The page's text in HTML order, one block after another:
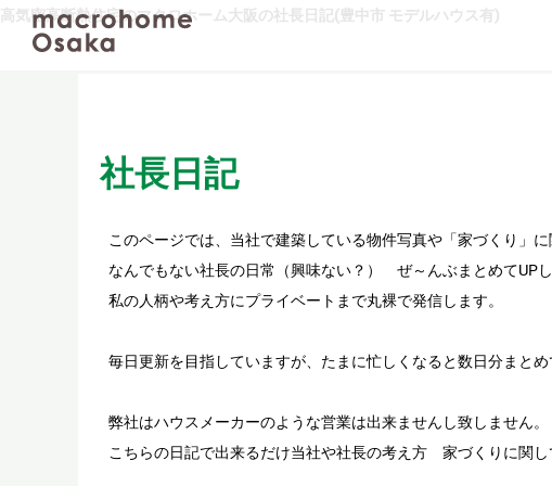
高気密高断熱住宅のマクロホーム大阪の社長日記(豊中市 モデルハウス有)
社長日記
このページでは、当社で建築している物件写真や「家づくり」
なんでもない社長の日常（興味ない？） ぜ～んぶまとめてUPし
私の人柄や考え方にプライベートまで丸裸で発信します。
毎日更新を目指していますが、たまに忙しくなると数日分まと
弊社はハウスメーカーのような営業は出来ませんし致しません。
こちらの日記で出来るだけ当社や社長の考え方 家づくりに関し